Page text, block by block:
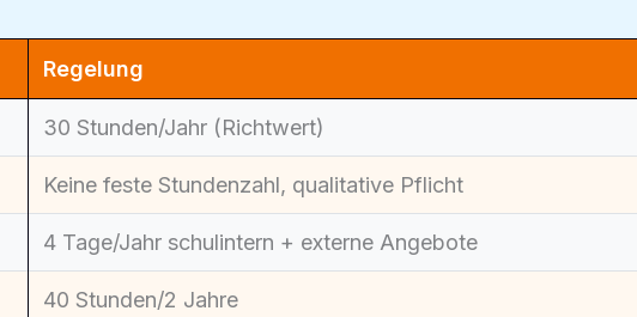
Regelung
30 Stunden/Jahr (Richtwert)
Keine feste Stundenzahl, qualitative Pflicht
4 Tage/Jahr schulintern + externe Angebote
40 Stunden/2 Jahre